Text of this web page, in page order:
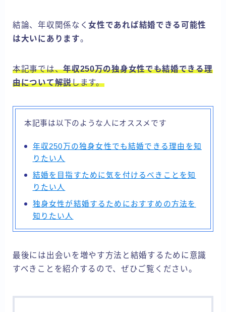
結論、年収関係なく女性であれば結婚できる可能性
は大いにあります。
本記事では、年収250万の独身女性でも結婚できる理
由について解説します。
本記事は以下のような人にオススメです
年収250万の独身女性でも結婚できる理由を知
りたい人
結婚を目指すために気を付けるべきことを知
りたい人
独身女性が結婚するためにおすすめの方法を
知りたい人
最後には出会いを増やす方法と結婚するために意識
すべきことを紹介するので、ぜひご覧ください。